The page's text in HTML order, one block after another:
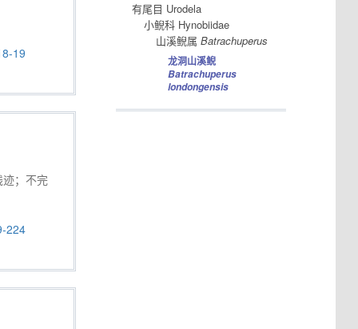
19
；不完
224
有尾目 Urodela
小鲵科 Hynobiidae
山溪鲵属Batrachuperus
龙洞山溪鲵
Batrachuperus
londongensis